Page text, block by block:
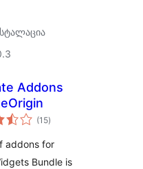
Addons
(15საერთო
რეიტინგი
)
addons for
Bundle is